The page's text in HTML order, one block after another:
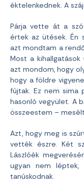
éktelenkednek. A
Párja vette át a
értek az ütések. Én
azt mondtam a
Most a
azt mondom, hogy
hogy a földre
fújtak. Ez nem sima
hasonló vegyület. A
összeestem –
Azt, hogy meg is
vették észre. Két
Lászlóék
ugyan nem léptek,
tanúskodnak.